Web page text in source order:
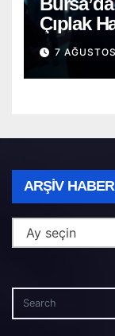
Çıplak
Terör
7
ARŞIV HABER